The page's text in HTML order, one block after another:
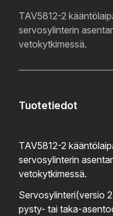
TAV5812-2
servosylinterin
vetokytkimessä.
Tuotetiedot
TAV5812-2
servosylinterin
vetokytkimessä.
Servosylinteri(versio
pysty- tai taka-